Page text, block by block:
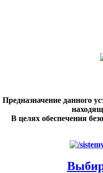
Предназначение данного
В целях обеспечения